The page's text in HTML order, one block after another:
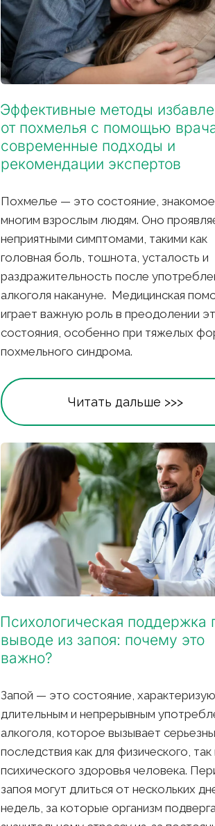
Эффективные методы
от похмелья с помощью
современные подходы и
рекомендации экспертов
Похмелье — это состояние, знакомое
многим взрослым людям. Оно
неприятными симптомами, такими как
головная боль, тошнота, усталость и
раздражительность после
алкоголя накануне.  Медицинская
играет важную роль в преодолении
состояния, особенно при тяжелых
похмельного синдрома.
Читать дальше >>>
Психологическая поддержка
выводе из запоя: почему это
важно?
Запой — это состояние,
длительным и непрерывным
алкоголя, которое вызывает
последствия как для физического, так
психического здоровья человека.
запоя могут длиться от нескольких
недель, за которые организм